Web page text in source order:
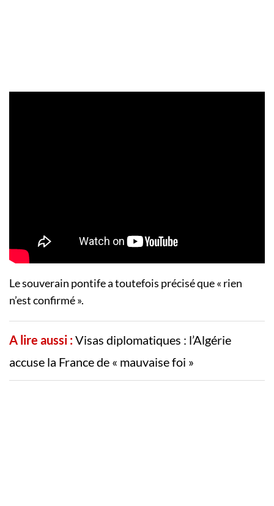
Le souverain pontife a toutefois précisé que « rien
n’est confirmé ».
A lire aussi :Visas diplomatiques : l’Algérie
accuse la France de « mauvaise foi »